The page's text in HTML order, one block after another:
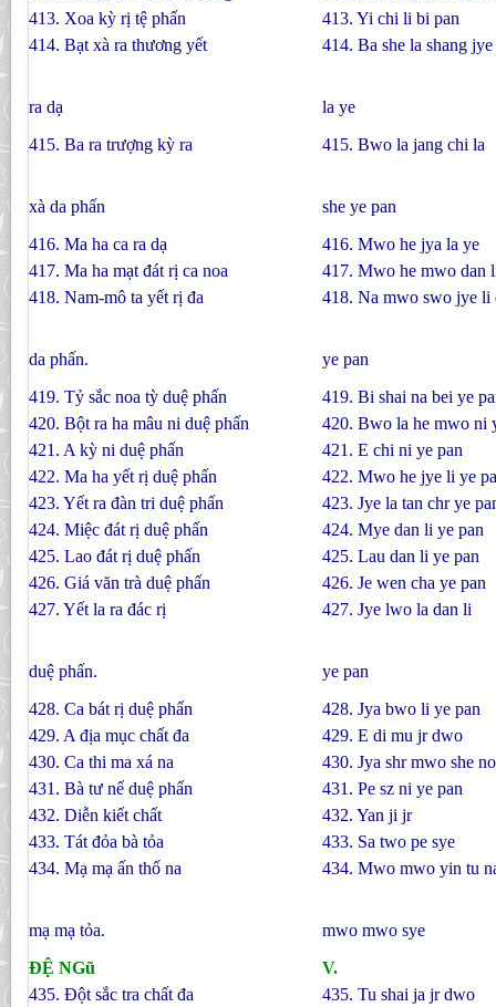
413. Xoa kỳ rị tệ phấn
413. Yi chi li bi pan
414. Bạt xà ra thương yết
ra dạ
414. Ba she la shang jye
la ye
415. Ba ra trượng kỳ ra
xà da phấn
415. Bwo la jang chi la
she ye pan
416. Ma ha ca ra dạ
416. Mwo he jya la ye
417. Ma ha mạt đát rị ca noa
417. Mwo he mwo dan
418. Nam-mô ta yết rị đa
da phấn.
418. Na mwo swo jye li
ye pan
419. Tỷ sắc noa tỳ duệ phấn
419. Bi shai na bei ye
420. Bột ra ha mâu ni duệ phấn
420. Bwo la he mwo ni
421. A kỳ ni duệ phấn
421. E chi ni ye pan
422. Ma ha yết rị duệ phấn
422. Mwo he jye li ye
423. Yết ra đàn tri duệ phấn
423. Jye la tan chr ye
424. Miệc đát rị duệ phấn
424. Mye dan li ye pan
425. Lao đát rị duệ phấn
425. Lau dan li ye pan
426. Giá văn trà duệ phấn
426. Je wen cha ye pan
427. Yết la ra đác rị
duệ phấn.
427. Jye lwo la dan li
ye pan
428. Ca bát rị duệ phấn
428. Jya bwo li ye pan
429. A địa mục chất đa
429. E di mu jr dwo
430. Ca thi ma xá na
430. Jya shr mwo she
431. Bà tư nể duệ phấn
431. Pe sz ni ye pan
432. Diễn kiết chất
432. Yan ji jr
433. Tát đỏa bà tỏa
433. Sa two pe sye
434. Mạ mạ ấn thố na
mạ mạ tỏa.
434. Mwo mwo yin tu
mwo mwo sye
ÐỆ NGũ
V.
435. Ðột sắc tra chất đa
435. Tu shai ja jr dwo